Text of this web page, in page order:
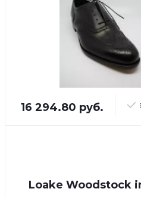
16 294.80 руб.
Loake Woodstock